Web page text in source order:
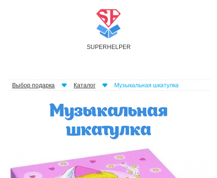
SUPER H ELPER
Выбор подарка Каталог Музыкальная шкатулка
Музыкальная
шкатулка